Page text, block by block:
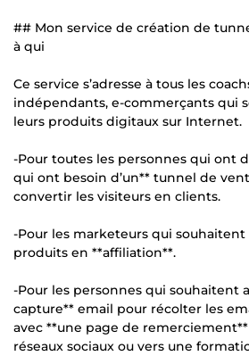
## Mon service de création de
à qui
Ce service s’adresse à tous les
indépendants, e-commerçants qui
leurs produits digitaux sur Internet.
-Pour toutes les personnes qui ont
qui ont besoin d’un** tunnel de
convertir les visiteurs en clients.
-Pour les marketeurs qui
produits en **affiliation**.
-Pour les personnes qui souhaitent
capture** email pour récolter les
avec **une page de
réseaux sociaux ou vers une